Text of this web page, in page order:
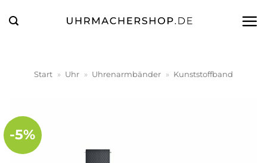
Inhalt
Start » Uhr » Uhrenarmbänder » Kunststoffband
-5%